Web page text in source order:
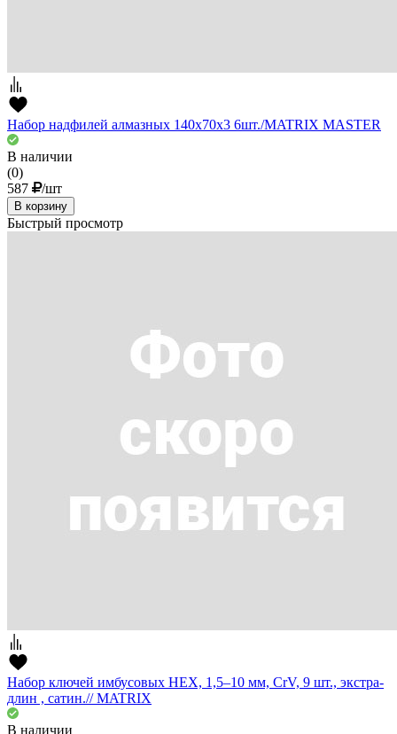
Набор надфилей алмазных 140х70х3 6шт./MATRIX MASTER
В наличии
(0)
587
/шт
В корзину
Быстрый просмотр
Набор ключей имбусовых HEX, 1,5–10 мм, CrV, 9 шт., экстра-
длин , сатин.// MATRIX
В наличии